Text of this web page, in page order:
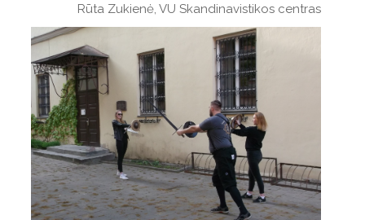
Rūta Zukienė, VU Skandinavistikos centras